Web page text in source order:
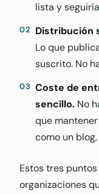
lista y
Distribución
Lo que
suscrito. No
Coste de
sencillo. No
que
como un
Estos tres
organizaciones